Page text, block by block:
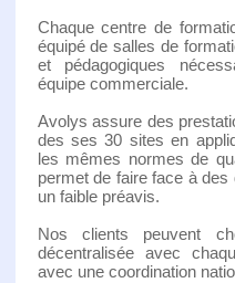
Chaque centre de
équipé de salles de
et pédagogiques
équipe commerciale.
Avolys assure des
des ses 30 sites en
les mêmes normes de
permet de faire face à
un faible préavis.
Nos clients peuvent
décentralisée avec
avec une coordination